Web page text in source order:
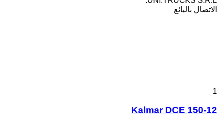
الاتصال بالبائع
1
Kalmar DCE 150-12